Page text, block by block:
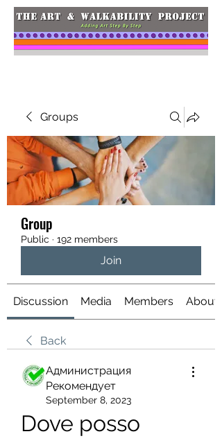
Groups
Group
Public · 192 members
Join
Discussion Media Members About
Back
Администрация
Рекомендует
September 8, 2023
Dove posso